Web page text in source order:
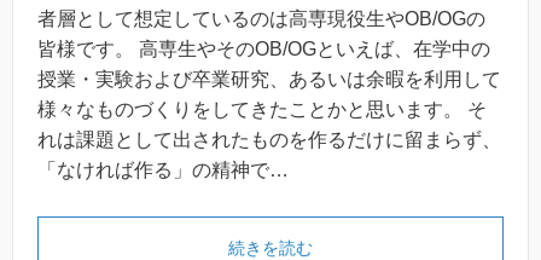
者層として想定しているのは高専現役生やOB/OGの
皆様です。 高専生やそのOB/OGといえば、在学中の
授業・実験および卒業研究、あるいは余暇を利用して
様々なものづくりをしてきたことかと思います。 そ
れは課題として出されたものを作るだけに留まらず、
「なければ作る」の精神で…
続きを読む